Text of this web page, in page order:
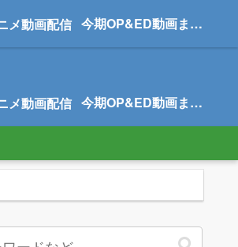
メ動画配信 今期OP&ED動画まとめ
メ動画配信 今期OP&ED動画まとめ